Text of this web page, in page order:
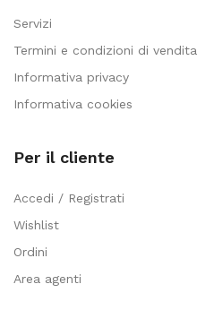
Servizi
Termini e condizioni di vendita
Informativa privacy
Informativa cookies
Per il cliente
Accedi / Registrati
Wishlist
Ordini
Area agenti